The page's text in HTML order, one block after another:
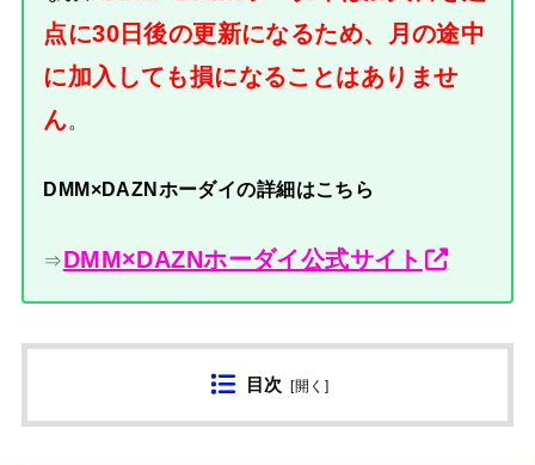
点に30日後の更新になるため、月の途中
に加入しても損になることはありませ
ん。
DMM×DAZNホーダイの詳細はこちら
⇒DMM×DAZNホーダイ公式サイト
目次 [開く ]